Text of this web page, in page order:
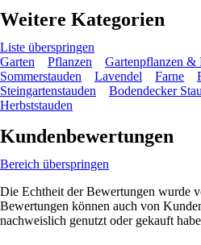
Weitere Kategorien
Liste überspringen
Garten
Pflanzen Gartenpflanzen &
Sommerstauden
Lavendel Farne
Steingartenstauden
Bodendecker
Herbststauden
Kundenbewertungen
Bereich überspringen
Die Echtheit der Bewertungen wurde
Bewertungen können auch von
nachweislich genutzt oder gekauft